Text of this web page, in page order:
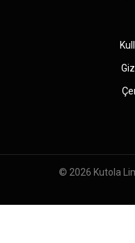
© 2026 Kutola